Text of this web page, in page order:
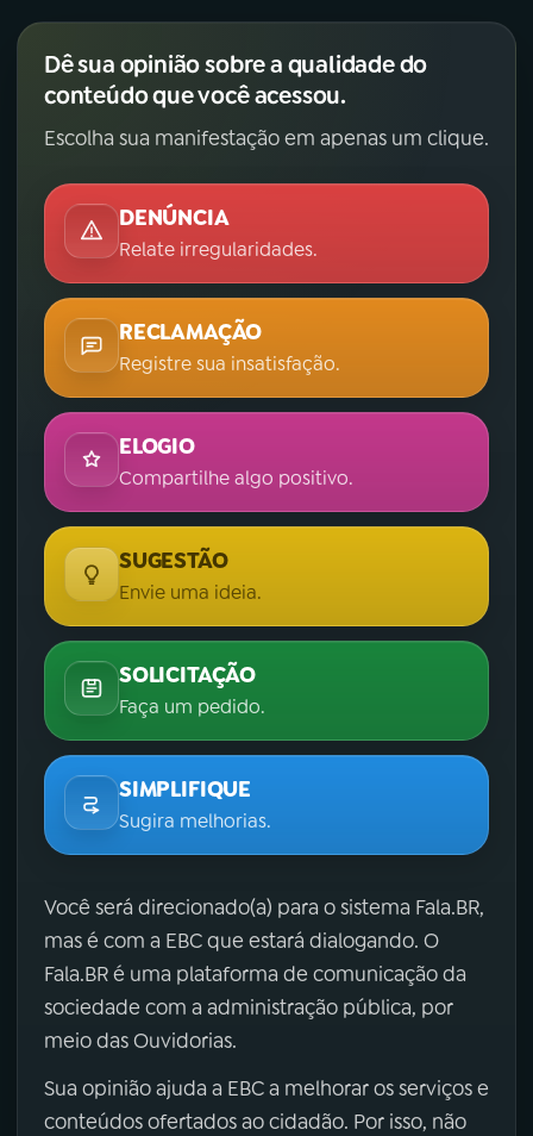
Dê sua opinião sobre a qualidade do
conteúdo que você acessou.
Escolha sua manifestação em apenas um clique.
DENÚNCIA
Relate irregularidades.
RECLAMAÇÃO
Registre sua insatisfação.
ELOGIO
Compartilhe algo positivo.
SUGESTÃO
Envie uma ideia.
SOLICITAÇÃO
Faça um pedido.
SIMPLIFIQUE
Sugira melhorias.
Você será direcionado(a) para o sistema Fala.BR,
mas é com a EBC que estará dialogando. O
Fala.BR é uma plataforma de comunicação da
sociedade com a administração pública, por
meio das Ouvidorias.
Sua opinião ajuda a EBC a melhorar os serviços e
conteúdos ofertados ao cidadão. Por isso, não